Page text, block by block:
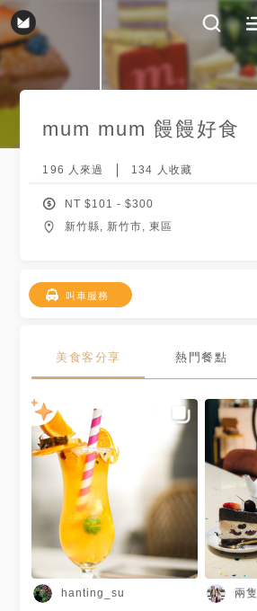
mum mum 饅饅好食
196 人來過 134 人收藏
NT $101 - $300
新竹縣, 新竹市, 東區
叫車服務
美食客分享 熱門餐點
hanting_su 兩